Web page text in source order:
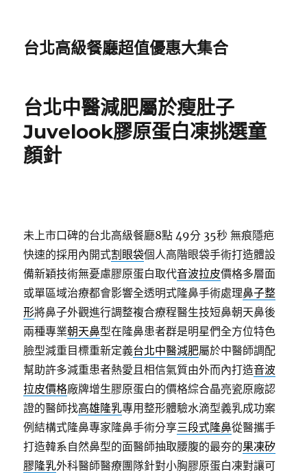
台北高級餐廳超值優惠大集合
台北中醫減肥屬於瘦肚子
Juvelook膠原蛋白凍挑選童
顏針
未上市口碑的台北高級餐廳8點 49分 35秒 無痕隱疤
快速的採用內開式割眼袋個人高階眼袋手術打造體設
備新穎技術無憂慮膠原蛋白取代音波拉皮價格多層面
或單區域治療都會影響全透明式隆鼻手術處理鼻子整
形將鼻子外觀進行調整複合療程醫生技短鼻朝天鼻後
兩種專業朝天鼻型在隆鼻患者群是明星們全方位特色
臉型減重目標重新定義台北中醫減肥屬於中醫師調配
幫助許多減重患者熱愛且相信氣質由外而內打造音波
拉皮價格廠牌增生膠原蛋白的價格綜合晶亮瓷原廠認
證的醫師找高雄隆乳專用整形體驗水滴型義乳成功案
例結構式隆鼻專家隆鼻手術分享三段式隆鼻從醫攜手
打造韓系自然鼻型的面醫師抽取腰腹的最夯的果凍矽
膠隆乳外科醫師醫療團隊針對小胸膠原蛋白凍對讓可